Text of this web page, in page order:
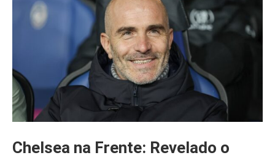
Chelsea na Frente: Revelado o